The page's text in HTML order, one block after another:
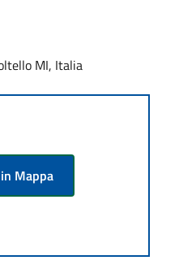
MI, Italia
Mappa